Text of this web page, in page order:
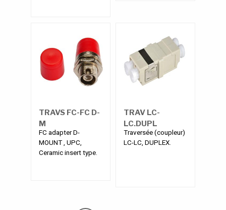
TRAVS FC-FC D-
M
FC adapter D-
MOUNT , UPC,
Ceramic insert type.
TRAV LC-
LC.DUPL
Traversée (coupleur)
LC-LC, DUPLEX.